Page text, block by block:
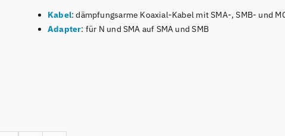
Kabel: dämpfungsarme Koaxial-Kabel mit SMA-, SMB- und
Adapter: für N und SMA auf SMA und SMB